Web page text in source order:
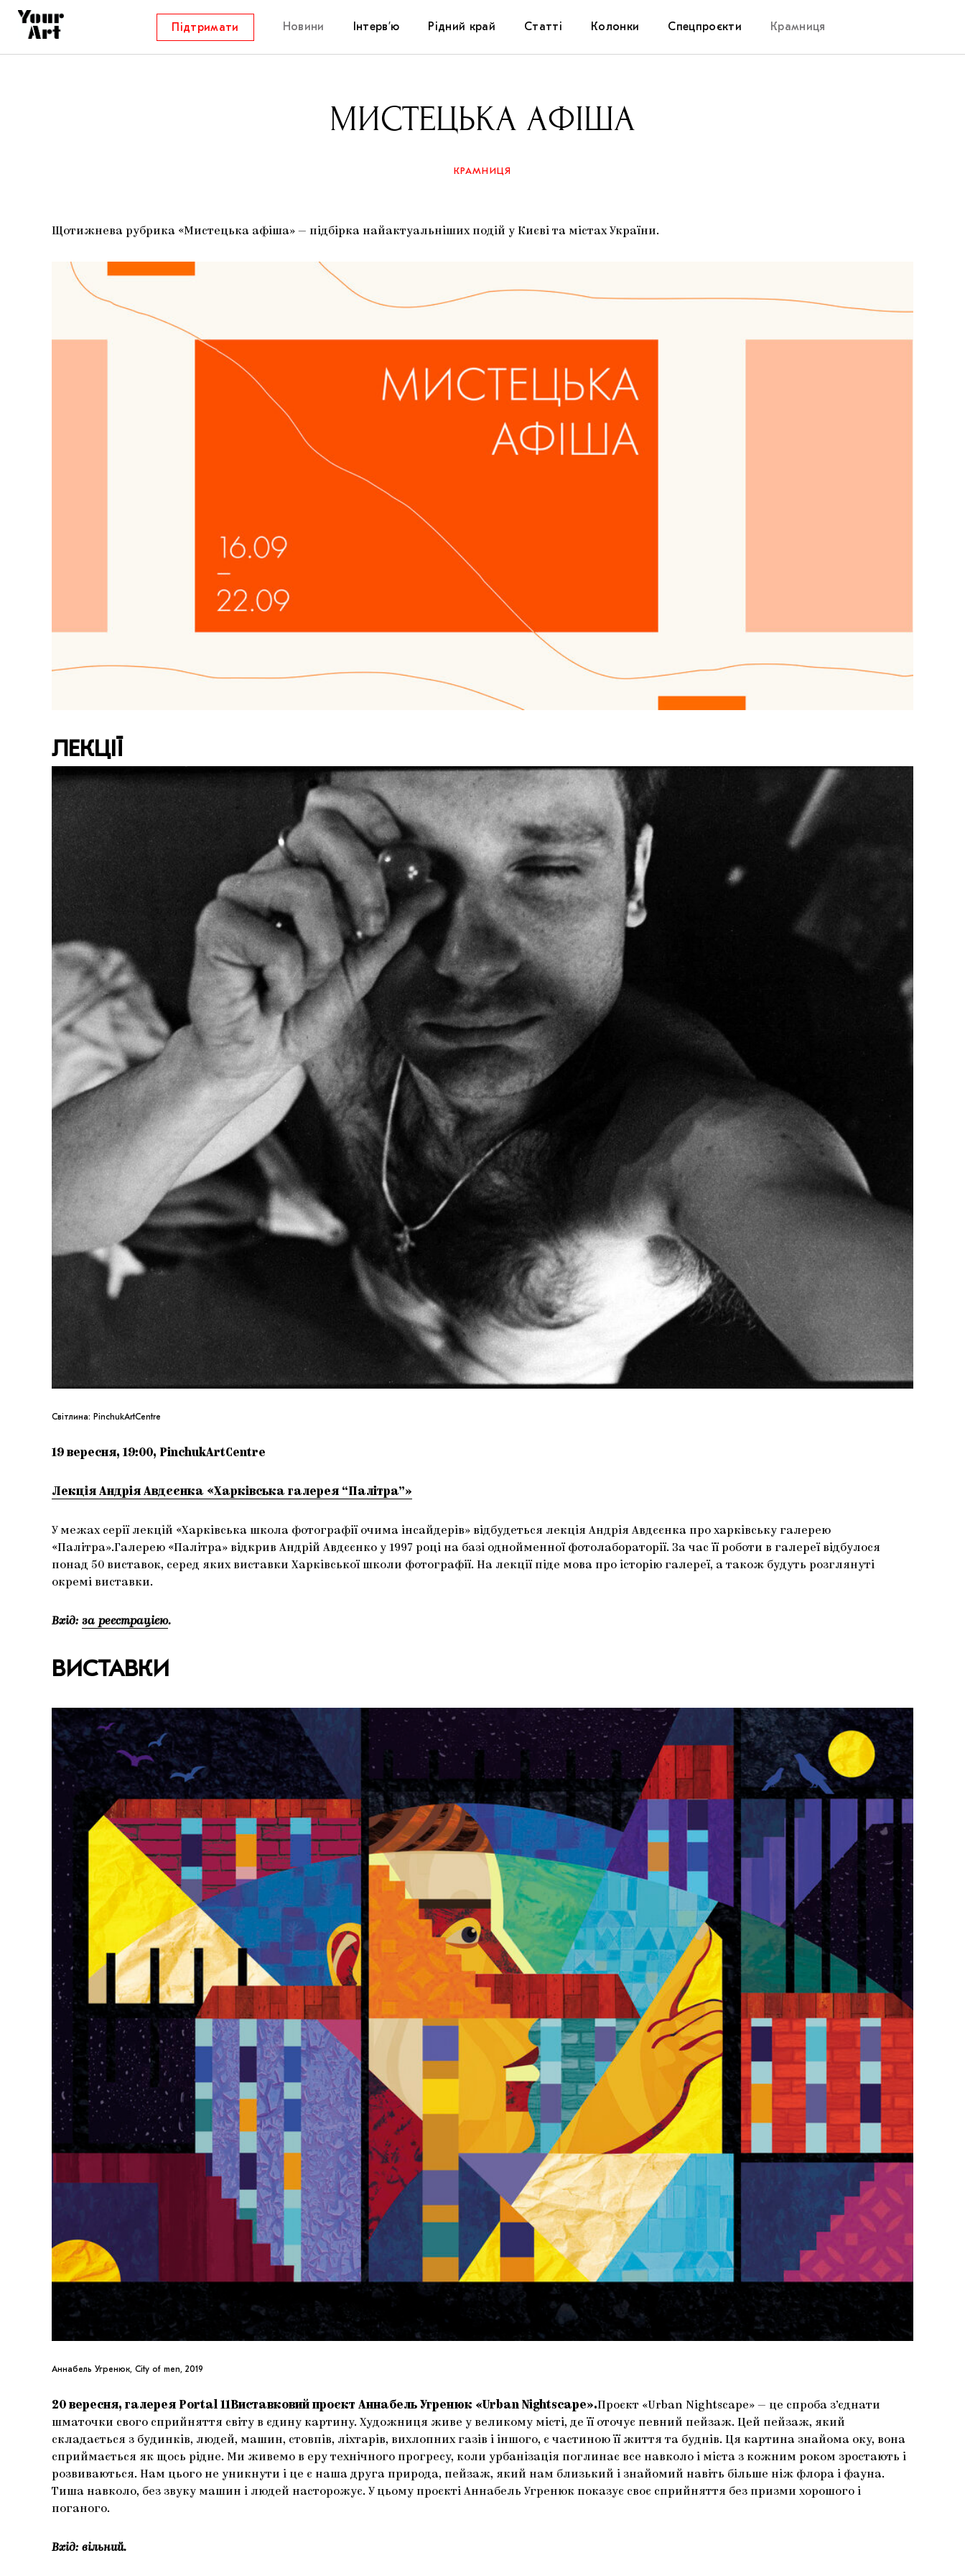
Підтримати Новини Інтерв’ю
Куратори
Кіно
Рідний край
Самоорганізації
Колекції
Статті
Коментарі
Книжки і журнали
Колонки Спецпроєкти Крамниця
МИСТЕЦЬКА АФІША
КРАМНИЦЯ
Щотижнева рубрика «Мистецька афіша» — підбірка найактуальніших подій у Києві та містах України.
ЛЕКЦІЇ
Світлина: PinchukArtCentre
19 вересня, 19:00, PinchukArtCentre
Лекція Андрія Авдєєнка «Харківська галерея “Палітра”»
У межах серії лекцій «Харківська школа фотографії очима інсайдерів» відбудеться лекція Андрія Авдєєнка про харківську галерею
«Палітра».Галерею «Палітра» відкрив Андрій Авдєєнко у 1997 році на базі однойменної фотолабораторії. За час її роботи в галереї відбулося
понад 50 виставок, серед яких виставки Харківської школи фотографії. На лекції піде мова про історію галереї, а також будуть розглянуті
окремі виставки.
Вхід: за реєстрацією.
ВИСТАВКИ
Аннабель Угренюк, City of men, 2019
20 вересня, галерея Portal 11Виставковий проєкт Аннабель Угренюк «Urban Nightscape».Проєкт «Urban Nightscape» — це спроба з’єднати
шматочки свого сприйняття світу в єдину картину. Художниця живе у великому місті, де її оточує певний пейзаж. Цей пейзаж, який
складається з будинків, людей, машин, стовпів, ліхтарів, вихлопних газів і іншого, є частиною її життя та буднів. Ця картина знайома оку, вона
сприймається як щось рідне. Ми живемо в еру технічного прогресу, коли урбанізація поглинає все навколо і міста з кожним роком зростають і
розвиваються. Нам цього не уникнути і це є наша друга природа, пейзаж, який нам близький і знайомий навіть більше ніж флора і фауна.
Тиша навколо, без звуку машин і людей насторожує. У цьому проєкті Аннабель Угренюк показує своє сприйняття без призми хорошого і
поганого.
Вхід: вільний.